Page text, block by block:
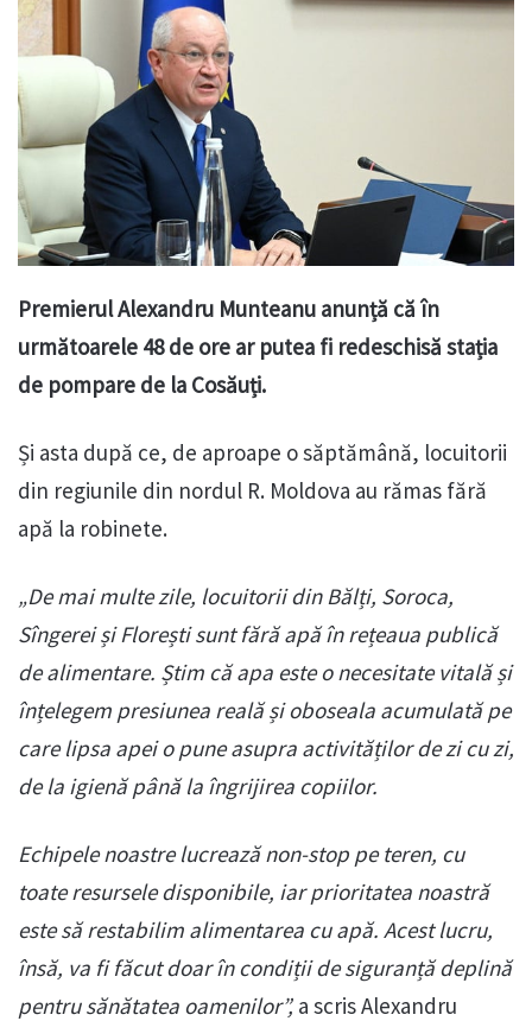
Premierul Alexandru Munteanu anunță că în
următoarele 48 de ore ar putea fi redeschisă stația
de pompare de la Cosăuți.
Și asta după ce, de aproape o săptămână, locuitorii
din regiunile din nordul R. Moldova au rămas fără
apă la robinete.
„De mai multe zile, locuitorii din Bălți, Soroca,
Sîngerei și Florești sunt fără apă în rețeaua publică
de alimentare. Știm că apa este o necesitate vitală și
înțelegem presiunea reală și oboseala acumulată pe
care lipsa apei o pune asupra activităților de zi cu zi,
de la igienă până la îngrijirea copiilor.
Echipele noastre lucrează non-stop pe teren, cu
toate resursele disponibile, iar prioritatea noastră
este să restabilim alimentarea cu apă. Acest lucru,
însă, va fi făcut doar în condiții de siguranță deplină
pentru sănătatea oamenilor”, a scris Alexandru